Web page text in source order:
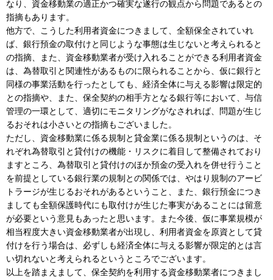
なり、資金移動業の適正かつ確実な遂行の観点から問題であるとの
指摘もあります。
他方で、こうした利用者資金につきまして、全額保全されていれ
ば、銀行預金の取付けと同じような事態は生じないと考えられると
の指摘、また、資金移動業者が受け入れることができる利用者資金
は、為替取引と関連性があるものに限られることから、仮に銀行と
同様の事業活動を行ったとしても、経済全体に与える影響は限定的
との指摘や、また、保全契約の相手方となる銀行等において、与信
管理の一環として、適切にモニタリングがなされれば、問題が生じ
るおそれは小さいとの指摘もございました。
ただし、資金移動業に係る規制と貸金業に係る規制というのは、そ
れぞれ為替取引と貸付けの機能・リスクに着目して整備されており
ますところ、為替取引と貸付けのほか預金の受入れを併せ行うこと
を前提としている銀行業の規制との関係では、やはり規制のアービ
トラージが生じるおそれがあるということ、また、銀行預金につき
ましても全額保護時代にも取付けが生じた事実があることには留意
が必要という意見もあったと思います。また今後、仮に事業規模が
相当程度大きい資金移動業者が出現し、利用者資金を原資として貸
付けを行う場合は、必ずしも経済全体に与える影響が限定的とは言
い切れないと考えられるというところでございます。
以上を踏まえまして、保全契約を利用する資金移動業者につきまし